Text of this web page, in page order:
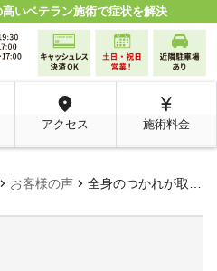
いベテラン施術で症状を解決
room
アクセス
currency_yen
施術料金
chevron_right お客様の声 chevron_right 全身のつかれが取れた様に思います。